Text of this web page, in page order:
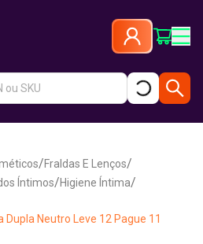
/Fraldas E Lenços/
Íntimos/Higiene Íntima/
Dupla Neutro Leve 12 Pague 11